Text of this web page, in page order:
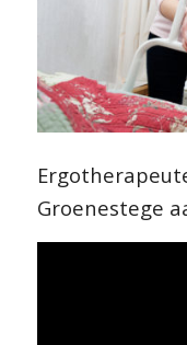
Groenestege